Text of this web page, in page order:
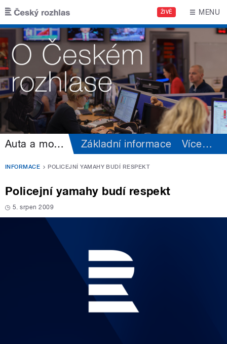
Přejít k hlavnímu obsahu
ŽIVĚ MENU
Auta a motorismus Základní informace Více…
INFORMACE POLICEJNÍ YAMAHY BUDÍ RESPEKT
Policejní yamahy budí respekt
5. srpen 2009